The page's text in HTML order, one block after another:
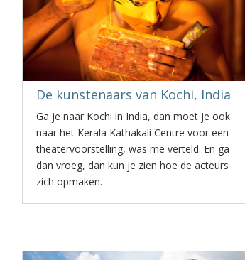
De kunstenaars van Kochi, India
Ga je naar Kochi in India, dan moet je ook
naar het Kerala Kathakali Centre voor een
theatervoorstelling, was me verteld. En ga
dan vroeg, dan kun je zien hoe de acteurs
zich opmaken.